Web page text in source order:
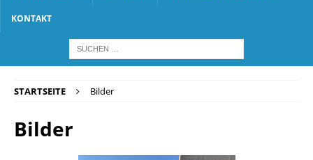
KONTAKT
STARTSEITE Bilder
Bilder